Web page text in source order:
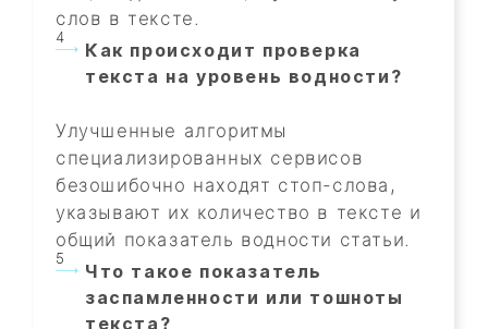
слов в тексте.
Как происходит проверка
текста на уровень водности?
Улучшенные алгоритмы
специализированных сервисов
безошибочно находят стоп-слова,
указывают их количество в тексте и
общий показатель водности статьи.
Что такое показатель
заспамленности или тошноты
текста?